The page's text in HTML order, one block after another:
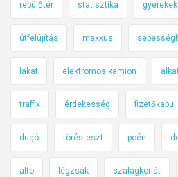
repülőtér statisztika gyerekek
útfelújítás maxxus
lakat elektromos kamion
traffix érdekesség fizetőkapu
dugó törésteszt poén
alto légzsák szalagkorlát